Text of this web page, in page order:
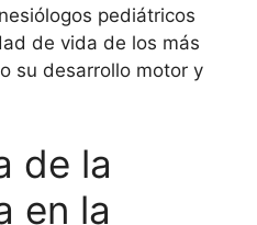
pediátricos
de vida de los más
su desarrollo motor y
de la
en la